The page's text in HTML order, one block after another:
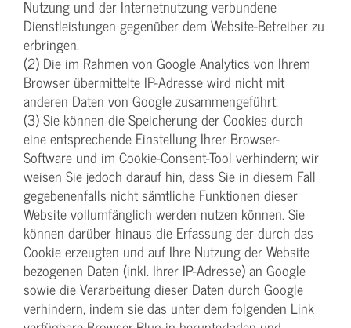
Nutzung und der Internetnutzung verbundene
Dienstleistungen gegenüber dem Website-Betreiber zu
erbringen.
(2) Die im Rahmen von Google Analytics von Ihrem
Browser übermittelte IP-Adresse wird nicht mit
anderen Daten von Google zusammengeführt.
(3) Sie können die Speicherung der Cookies durch
eine entsprechende Einstellung Ihrer Browser-
Software und im Cookie-Consent-Tool verhindern; wir
weisen Sie jedoch darauf hin, dass Sie in diesem Fall
gegebenenfalls nicht sämtliche Funktionen dieser
Website vollumfänglich werden nutzen können. Sie
können darüber hinaus die Erfassung der durch das
Cookie erzeugten und auf Ihre Nutzung der Website
bezogenen Daten (inkl. Ihrer IP-Adresse) an Google
sowie die Verarbeitung dieser Daten durch Google
verhindern, indem sie das unter dem folgenden Link